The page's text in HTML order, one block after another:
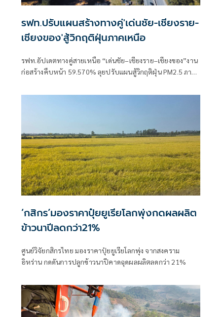
รฟท.ปรับแผนสร้างทางคู่'เด่นชัย-เชียงราย-
เชียงของ'สู้วิกฤติฝุ่นภาคเหนือ
รฟท.อัปเดตทางคู่สายเหนือ “เด่นชัย–เชียงราย–เชียงของ”งาน
ก่อสร้างคืบหน้า 59.570% ลุยปรับแผนสู้วิกฤติฝุ่น PM2.5 ภาค
เปิดให้บริการตามเป้าปี 2571
‘กสิกร’มองราคาปุ๋ยยูเรียโลกพุ่งกดผลผลิต
ข้าวนาปีลดกว่า21%
ศูนย์วิจัยกสิกรไทย มองราคาปุ๋ยยูเรียโลกพุ่ง จากสงคราม
อิหร่าน กดดันการปลูกข้าวนาปีคาดฉุดผลผลิตลดกว่า 21%